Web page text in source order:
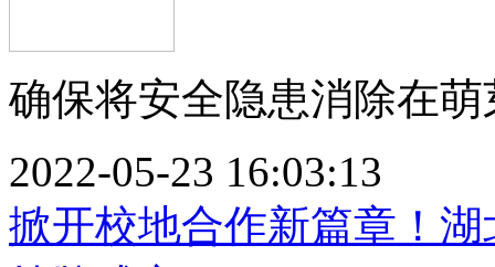
确保将安全隐患消除在萌
2022-05-23 16:03:13
掀开校地合作新篇章！